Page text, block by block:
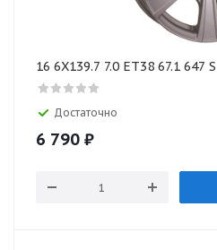
16 6X139.7 7.0 ET38 67.1 647
Достаточно
6 790 ₽